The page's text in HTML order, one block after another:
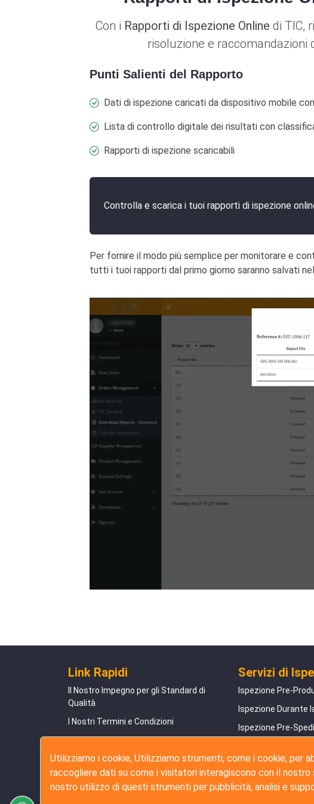
Con i Rapporti di Ispezione Online di TIC,
risoluzione e raccomandazioni
Punti Salienti del Rapporto
Dati di ispezione caricati da dispositivo mobile
Lista di controllo digitale dei risultati con
Rapporti di ispezione scaricabili
Controlla e scarica i tuoi rapporti di ispezione
Per fornire il modo più semplice per monitorare e
tutti i tuoi rapporti dal primo giorno saranno salvati
Link Rapidi
Il Nostro Impegno per gli Standard di
Qualità
I Nostri Termini e Condizioni
Domande Frequenti
Testimonianze di Successo dei Clienti
Guida alla prenotazione online
Servizi di
Ispezione Pre-
Ispezione Durante
Ispezione Pre-
Servizio Amazon
Utilizziamo i cookie, Utilizziamo strumenti, come i cookie, per
raccogliere dati su come i visitatori interagiscono con il
nostro utilizzo di questi strumenti per pubblicità, analisi e